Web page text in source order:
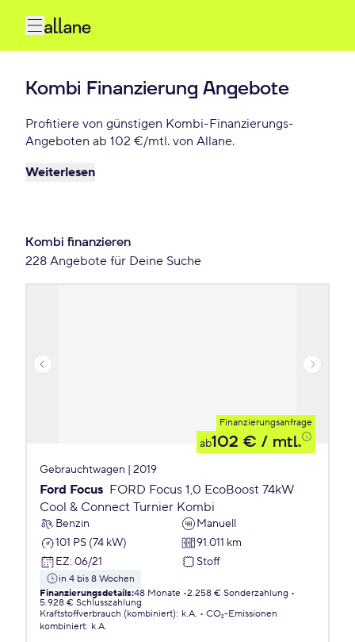
Kombi Finanzierung Angebote
Profitiere von günstigen Kombi-Finanzierungs-
Angeboten ab 102 €/mtl. von Allane.
Weiterlesen
Kombi finanzieren
228 Angebote für Deine Suche
Finanzierungsanfrage
ab102 € / mtl.
Gebrauchtwagen | 2019
Ford Focus FORD Focus 1,0 EcoBoost 74kW
Cool & Connect Turnier Kombi
Benzin
Manuell
101 PS (74 kW)
91.011 km
EZ: 06/21 Stoff
in 4 bis 8 Wochen
Finanzierungsdetails:48 Monate 2.258 € Sonderzahlung
5.928 € Schlusszahlung
Kraftstoffverbrauch (kombiniert): k.A.
CO₂-Emissionen
kombiniert: k.A.